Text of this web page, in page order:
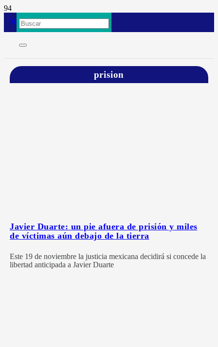
prision
Javier Duarte: un pie afuera de prisión y miles
de víctimas aún debajo de la tierra
Este 19 de noviembre la justicia mexicana decidirá si concede la
libertad anticipada a Javier Duarte